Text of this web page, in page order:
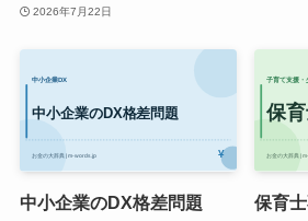
2026年7月22日
中小企業のDX格差問題 保育